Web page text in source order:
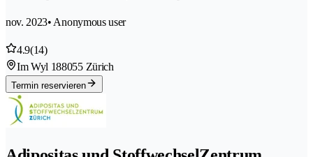
nov. 2023• Anonymous user
4.9(14)
Im Wyl 188055 Zürich
Termin reservieren